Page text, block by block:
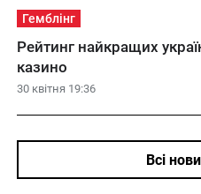
Гемблінг
30 квітня 19:36
Рейтинг найкращих
казино
Всі